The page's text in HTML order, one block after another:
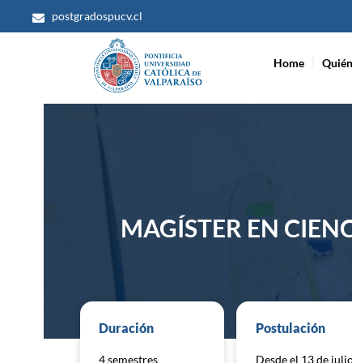
al
postgradospucv.cl
Home
MAGÍSTER EN
Duración
4 semestres
Postulación
Desde el 13 de